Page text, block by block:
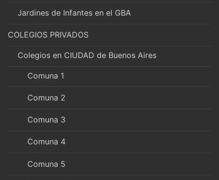
Jardines de Infantes en el GBA
COLEGIOS PRIVADOS
Colegios en CIUDAD de Buenos Aires
Comuna 1
Comuna 2
Comuna 3
Comuna 4
Comuna 5